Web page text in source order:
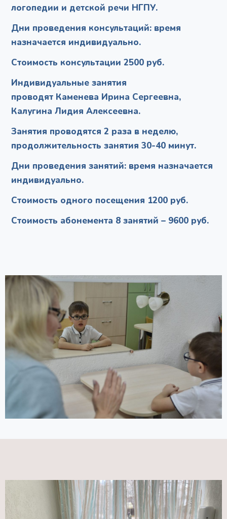
логопедии и детской речи НГПУ.
Дни проведения консультаций: время
назначается индивидуально.
Стоимость консультации 2500 руб.
Индивидуальные занятия
проводят Каменева Ирина Сергеевна,
Калугина Лидия Алексеевна.
Занятия проводятся 2 раза в неделю,
продолжительность занятия 30-40 минут.
Дни проведения занятий: время назначается
индивидуально.
Стоимость одного посещения 1200 руб.
Стоимость абонемента 8 занятий – 9600 руб.